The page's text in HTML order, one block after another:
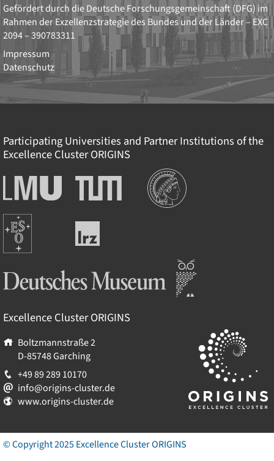
Gefördert durch dieDeutsche Forschungsgemeinschaft (DFG) im
Rahmen der Exzellenzstrategie des Bundes und der Länder – EXC
2094 – 390783311
Impressum
Datenschutz
Participating Universities and Partner Institutions of the
Excellence ClusterORIGINS
Ludwig-
Maximilians-
München
Technische
Universität
Institutionen
Europäische
Südsternwarte
Leibniz-
Rechenzentrum
Excellence ClusterORIGINS
Boltzmannstraße 2
D-85748Garching
+49 89 289 10170
info@origins-cluster.de
www.origins-cluster.de
© Copyright 2025 Excellence ClusterORIGINS